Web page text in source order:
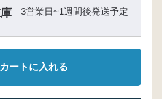
3営業日~1週間後発送予定
カートに入れる